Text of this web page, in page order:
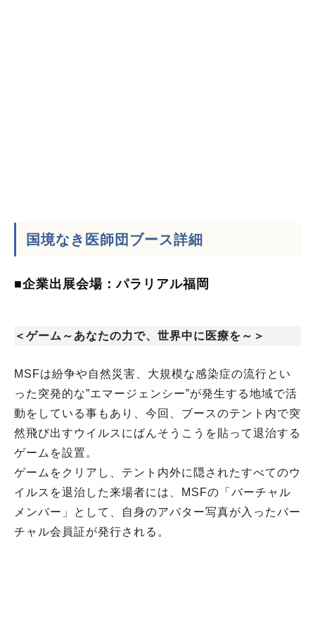
国境なき医師団ブース詳細
■企業出展会場：パラリアル福岡
＜ゲーム～あなたの力で、世界中に医療を～＞
MSFは紛争や自然災害、大規模な感染症の流行とい
った突発的な”エマージェンシー”が発生する地域で活
動をしている事もあり、今回、ブースのテント内で突
然飛び出すウイルスにばんそうこうを貼って退治する
ゲームを設置。
ゲームをクリアし、テント内外に隠されたすべてのウ
イルスを退治した来場者には、MSFの「バーチャル
メンバー」として、自身のアバター写真が入ったバー
チャル会員証が発行される。